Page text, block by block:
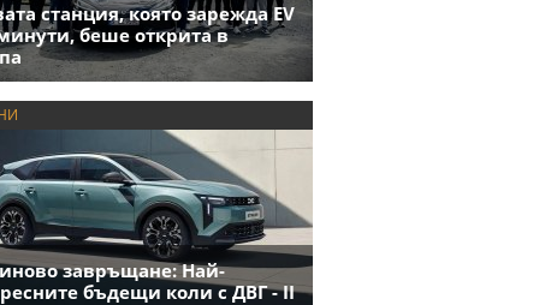
станция, която зарежда EV
беше открита в
завръщане: Най-
бъдещи коли с ДВГ - II